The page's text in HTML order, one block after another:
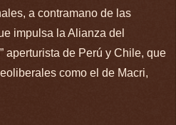
a contramano de las
impulsa la Alianza del
aperturista de Perú y Chile, que
como el de Macri,